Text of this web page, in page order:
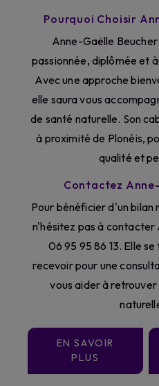
Pourquoi Choisir
Anne-Gaëlle
passionnée, diplômée et
Avec une approche
elle saura vous
de santé naturelle. Son
à proximité de Plonéis,
qualité et
Contactez
Pour bénéficier d'un bilan
n'hésitez pas à contacter
06 95 95 86 13. Elle
recevoir pour une
vous aider à
EN SAVOIR
PLUS